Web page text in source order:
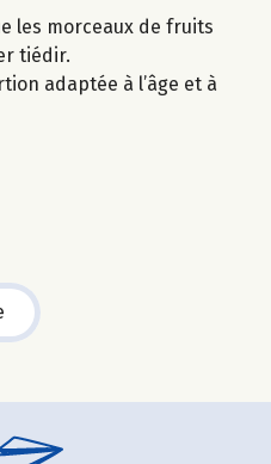
les morceaux de fruits
tiédir.
adaptée à l’âge et à